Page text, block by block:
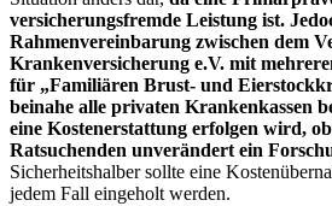
versicherungsfremde Leistung ist.
Rahmenvereinbarung zwischen dem
Krankenversicherung e.V. mit
für „Familiären Brust- und
beinahe alle privaten Krankenkassen
eine Kostenerstattung erfolgen wird,
Ratsuchenden unverändert ein
Sicherheitshalber sollte eine
jedem Fall eingeholt werden.